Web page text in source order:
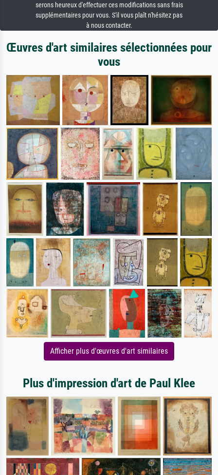
serons heureux d'effectuer ces modifications sans frais
supplémentaires pour vous. S'il vous plaît n'hésitez pas
à nous contacter.
Œuvres d'art similaires sélectionnées pour
vous
Afficher plus d'œuvres d'art similaires
Plus d'impression d'art de Paul Klee